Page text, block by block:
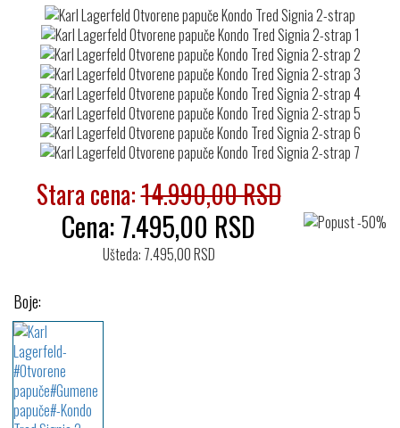
Stara cena:14.990,00 RSD
Cena:7.495,00 RSD
Ušteda: 7.495,00 RSD
Boje: